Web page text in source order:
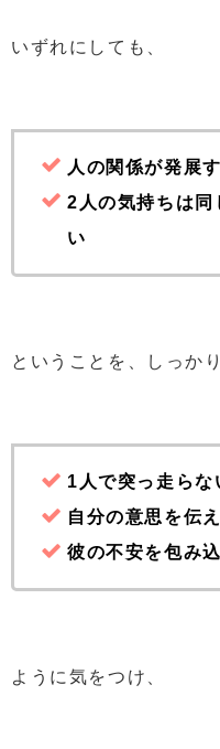
いずれにしても、
人の関係が発展
2人の気持ちは同
い
ということを、しっか
1人で突っ走らな
自分の意思を伝
彼の不安を包み
ように気をつけ、